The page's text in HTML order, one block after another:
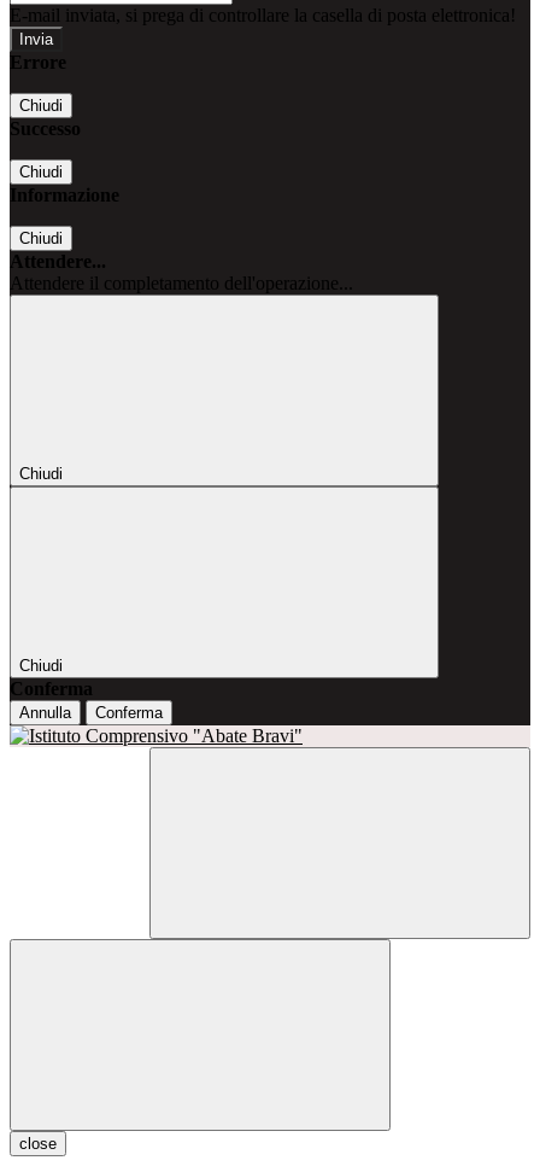
E-mail inviata, si prega di controllare la casella di posta elettronica!
Errore
Chiudi
Successo
Chiudi
Informazione
Chiudi
Attendere...
Attendere il completamento dell'operazione...
Chiudi
Chiudi
Conferma
Annulla Conferma
close